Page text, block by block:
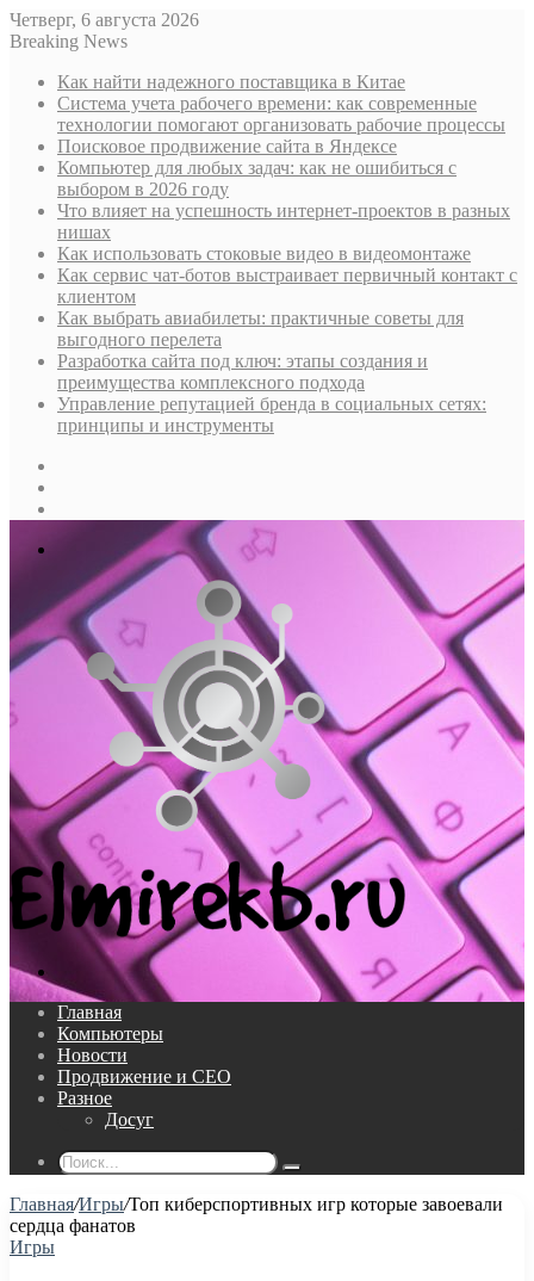
Четверг, 6 августа 2026
Breaking News
Как найти надежного поставщика в Китае
Система учета рабочего времени: как современные
технологии помогают организовать рабочие процессы
Поисковое продвижение сайта в Яндексе
Компьютер для любых задач: как не ошибиться с
выбором в 2026 году
Что влияет на успешность интернет-проектов в разных
нишах
Как использовать стоковые видео в видеомонтаже
Как сервис чат-ботов выстраивает первичный контакт с
клиентом
Как выбрать авиабилеты: практичные советы для
выгодного перелета
Разработка сайта под ключ: этапы создания и
преимущества комплексного подхода
Управление репутацией бренда в социальных сетях:
принципы и инструменты
Поиск...
Главная
Компьютеры
Новости
Продвижение и СЕО
Разное
Досуг
Поиск...
Главная/Игры/Топ киберспортивных игр которые завоевали
сердца фанатов
Игры